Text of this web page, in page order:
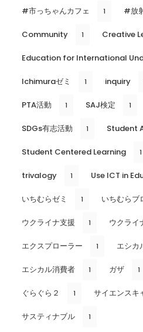
#市っちゃんカフェ 1 #放
Community 1 Creative
Education for International
Ichimuraゼミ 1 inquiry
PTA活動 1 SAJ検定 1
SDGs有志活動 1 Student
Student Centered Learning 1
trivalogy 1 Use ICT in
いちむらゼミ 1 いちむらブ
ウクライナ支援 1 ウクライ
エクスプローラー 1 エシカ
エシカル消費者 1 ガザ 1
ぐらぐら２ 1 サイエンスキ
サスティナブル 1